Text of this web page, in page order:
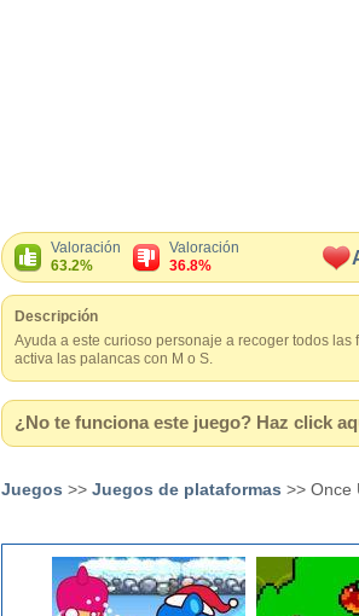
Valoración
63.2%
Valoración
36.8%
Descripción
Ayuda a este curioso personaje a recoger todos
activa las palancas con M o S.
¿No te funciona este juego? Haz click
Juegos >> Juegos de plataformas >> Once